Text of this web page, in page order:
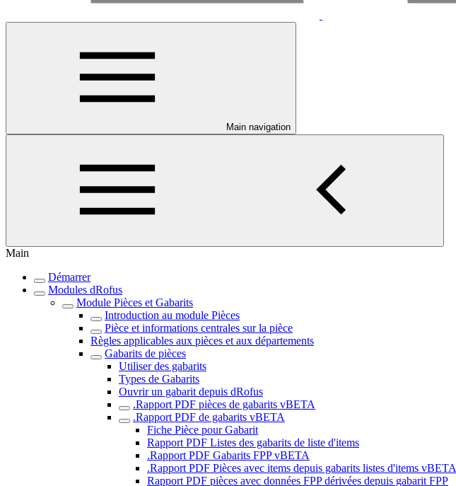
Main navigation
Main
Démarrer
Modules dRofus
Module Pièces et Gabarits
Introduction au module Pièces
Pièce et informations centrales sur la pièce
Règles applicables aux pièces et aux départements
Gabarits de pièces
Utiliser des gabarits
Types de Gabarits
Ouvrir un gabarit depuis dRofus
.Rapport PDF pièces de gabarits vBETA
.Rapport PDF de gabarits vBETA
Fiche Pièce pour Gabarit
Rapport PDF Listes des gabarits de liste d'items
.Rapport PDF Gabarits FPP vBETA
.Rapport PDF Pièces avec items depuis gabarits listes d'items vBETA
Rapport PDF pièces avec données FPP dérivées depuis gabarit FPP